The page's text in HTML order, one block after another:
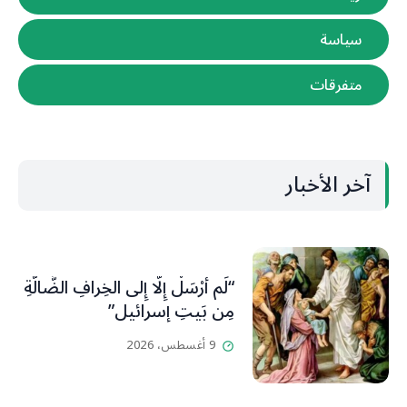
سياسة
متفرقات
آخر الأخبار
“لَم أُرْسَلْ إِلَّا إِلى الخِرافِ الضَّالَّةِ
مِن بَيتِ إسرائيل”
9 أغسطس، 2026